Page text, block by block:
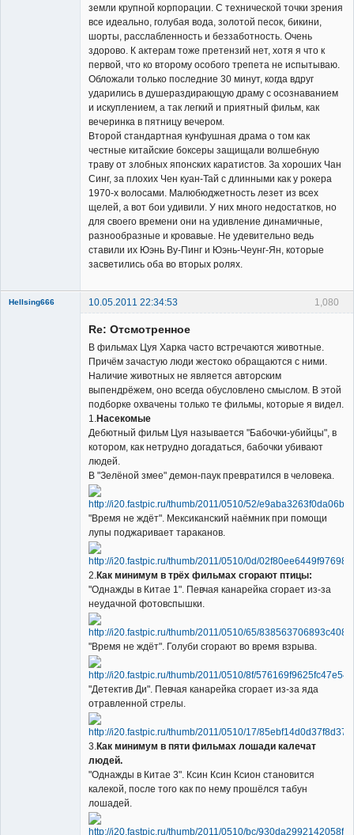
земли крупной корпорации. С технической точки зрения
все идеально, голубая вода, золотой песок, бикини,
шорты, расслабленность и беззаботность. Очень
здорово. К актерам тоже претензий нет, хотя я что к
первой, что ко второму особого трепета не испытываю.
Обложали только последние 30 минут, когда вдруг
ударились в душераздирающую драму с осознаванием
и искуплением, а так легкий и приятный фильм, как
вечеринка в пятницу вечером.
Второй стандартная кунфушная драма о том как
честные китайские боксеры защищали волшебную
траву от злобных японских каратистов. За хороших Чан
Синг, за плохих Чен куан-Тай с длинными как у рокера
1970-х волосами. Малюбюджетность лезет из всех
щелей, а вот бои удивили. У них много недостатков, но
для своего времени они на удивление динамичные,
разнообразные и кровавые. Не удевительно ведь
ставили их Юэнь Ву-Пинг и Юэнь-Чеунг-Ян, которые
засветились оба во вторых ролях.
1,080
Hellsing666 10.05.2011 22:34:53
Re: Отсмотренное
В фильмах Цуя Харка часто встречаются животные.
Причём зачастую люди жестоко обращаются с ними.
Наличие животных не является авторским
выпендрёжем, оно всегда обусловлено смыслом. В этой
подборке охвачены только те фильмы, которые я видел.
1.Насекомые
Дебютный фильм Цуя называется "Бабочки-убийцы", в
котором, как нетрудно догадаться, бабочки убивают
людей.
В "Зелёной змее" демон-паук превратился в человека.
"Время не ждёт". Мексиканский наёмник при помощи
лупы поджаривает тараканов.
2.Как минимум в трёх фильмах сгорают птицы:
"Однажды в Китае 1". Певчая канарейка сгорает из-за
неудачной фотовспышки.
"Время не ждёт". Голуби сгорают во время взрыва.
"Детектив Ди". Певчая канарейка сгорает из-за яда
отравленной стрелы.
3.Как минимум в пяти фильмах лошади калечат
людей.
"Однажды в Китае 3". Ксин Ксин Ксион становится
калекой, после того как по нему прошёлся табун
лошадей.